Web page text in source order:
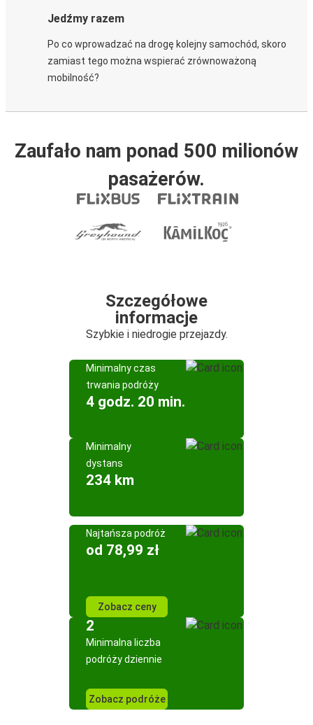
Jedźmy razem
Po co wprowadzać na drogę kolejny samochód, skoro
zamiast tego można wspierać zrównoważoną
mobilność?
Zaufało nam ponad 500 milionów
pasażerów.
Szczegółowe
informacje
Szybkie i niedrogie przejazdy.
Minimalny czas
trwania podróży
4 godz. 20 min.
Minimalny
dystans
234 km
Najtańsza podróż
od 78,99 zł
Zobacz ceny
2
Minimalna liczba
podróży dziennie
Zobacz podróże